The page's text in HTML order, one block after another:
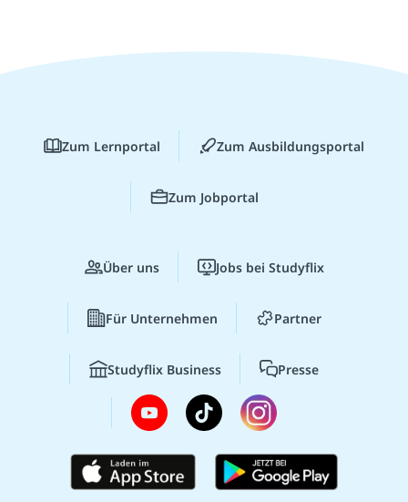
Zum Lernportal Zum Ausbildungsportal
Zum Jobportal
Über uns Jobs bei Studyflix
Für Unternehmen Partner
Studyflix Business Presse